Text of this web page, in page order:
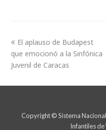
El aplauso de Budapest
que emocionó a la Sinfónica
Juvenil de Caracas
Copyright © Sistema
Infantiles de